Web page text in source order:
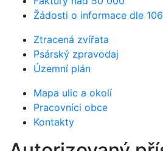
Žádosti o informace dle 106
Ztracená zvířata
Psárský zpravodaj
Územní plán
Mapa ulic a okolí
Pracovníci obce
Kontakty